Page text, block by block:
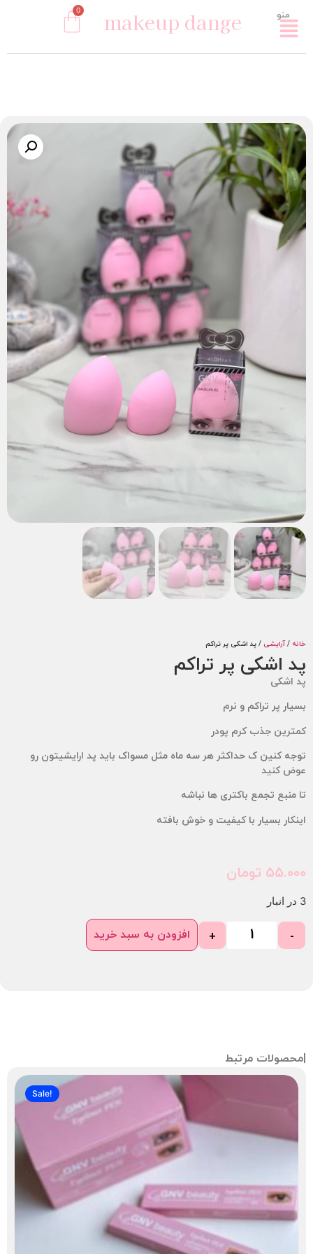
makeup dange
آرایشی/ پد اشکی پر تراکم
اشکی پر تراکم
پر تراکم و نرم
جذب کرم پودر
کنین ک حداکثر هر سه ماه مثل مسواک باید پد ارایشیتون رو
کنید
تجمع باکتری ها نباشه
بسیار با کیفیت و خوش بافته
تومان
افزودن به سبد خرید
مرتبط
Sale!